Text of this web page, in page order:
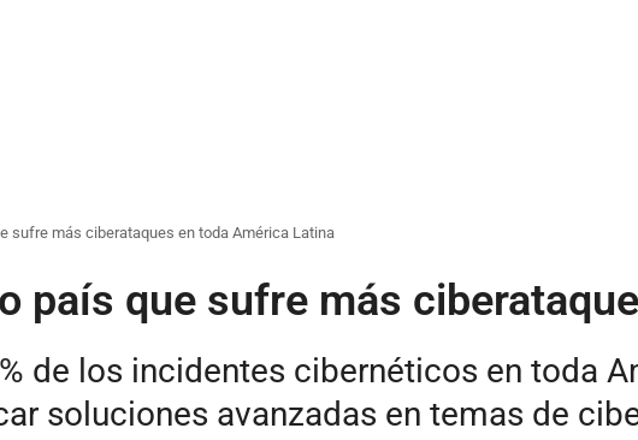
sufre más ciberataques en toda América Latina
país que sufre más
de los incidentes cibernéticos en toda
soluciones avanzadas en temas de